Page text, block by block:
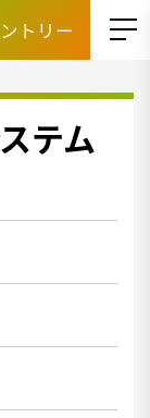
トリー
テム